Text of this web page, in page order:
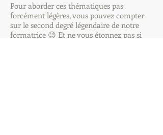
Pour aborder ces thématiques pas
forcément légères, vous pouvez compter
sur le second degré légendaire de notre
formatrice 😉 Et ne vous étonnez pas si